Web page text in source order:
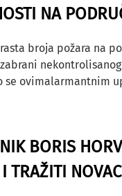
NA
broja požara na
se ovimalarmantnim
BORIS
TRAŽITI